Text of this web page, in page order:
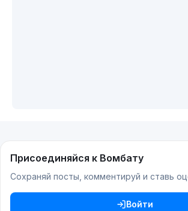
Присоединяйся к Вомбату
Сохраняй посты, комментируй и ставь
Войти